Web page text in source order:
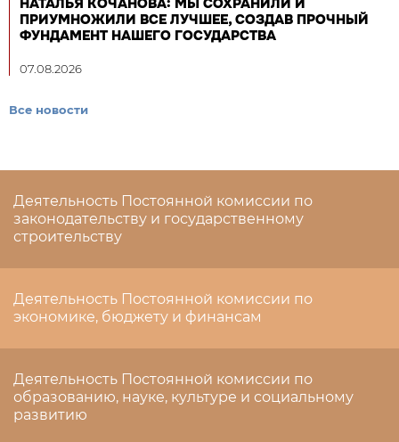
ПРИУМНОЖИЛИ ВСЕ ЛУЧШЕЕ, СОЗДАВ ПРОЧНЫЙ
ФУНДАМЕНТ НАШЕГО ГОСУДАРСТВА
07.08.2026
Все новости
Деятельность Постоянной комиссии по
законодательству и государственному
строительству
Деятельность Постоянной комиссии по
экономике, бюджету и финансам
Деятельность Постоянной комиссии по
образованию, науке, культуре и социальному
развитию